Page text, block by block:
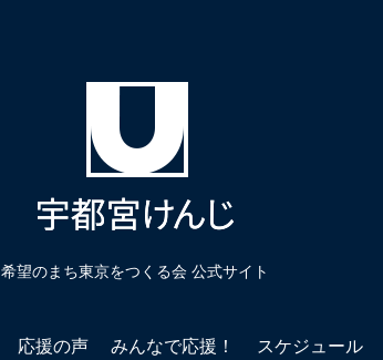
希望のまち東京をつくる会 公式サイト
応援の声 みんなで応援！ スケジュール